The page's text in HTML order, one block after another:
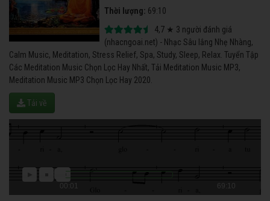
Thời lượng: 69:10
4,7 ★ 3 người đánh giá
(nhacngoai.net) - Nhạc Sâu lắng Nhẹ Nhàng,
Calm Music, Meditation, Stress Relief, Spa, Study, Sleep, Relax. Tuyển Tập
Các Meditation Music Chọn Lọc Hay Nhất, Tải Meditation Music MP3,
Meditation Music MP3 Chọn Lọc Hay 2020.
Tải về
00:01 69:10